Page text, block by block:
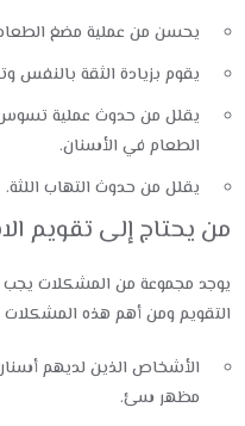
يحسن من عملية مضغ
يقوم بزيادة الثقة بالنفس
يقلل من حدوث عملية تسوس
الطعام في الأسنان.
يقلل من حدوث التهاب اللثة.
من يحتاج إلى تقويم
يوجد مجموعة من المشكلات
التقويم ومن أهم هذه المشكلات
الأشخاص الذين لديهم
مظهر سئ.